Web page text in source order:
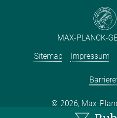
MAX-PLANCK-
Sitemap
Impressum
2026, Max-